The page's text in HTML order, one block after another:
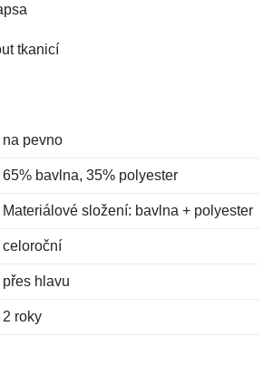
tkanicí
na pevno
65% bavlna, 35% polyester
Materiálové složení: bavlna + polyester
celoroční
přes hlavu
2 roky